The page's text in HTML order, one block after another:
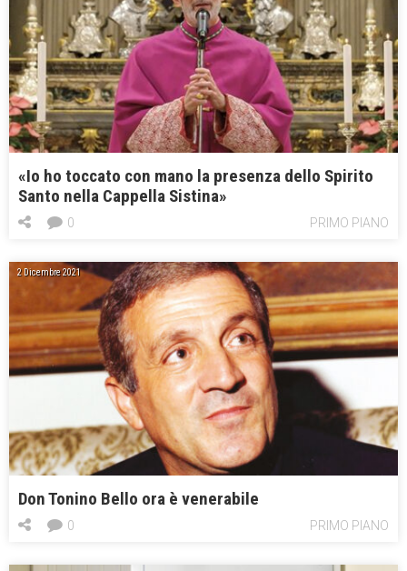
«Io ho toccato con mano la presenza dello Spirito
Santo nella Cappella Sistina»
PRIMO PIANO
0
2 Dicembre 2021
Don Tonino Bello ora è venerabile
PRIMO PIANO
0